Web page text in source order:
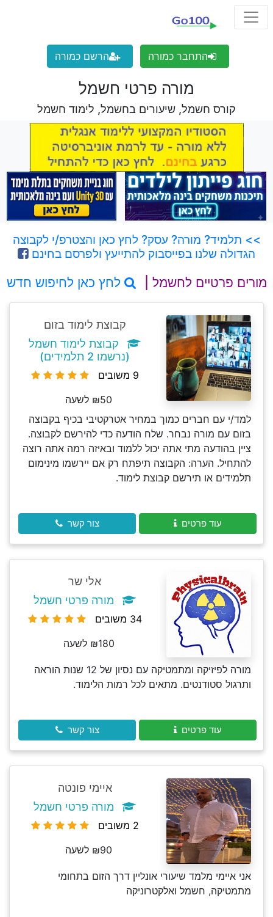
התחבר כמורה הרשם כמורה
מורה פרטי חשמל
קורס חשמל, שיעורים בחשמל, לימוד חשמל
>> תלמיד? מורה? עסק? לחץ כאן והצטרפ/י לקבוצה
הגדולה שלנו בפייסבוק להתייעץ ולפרסם בחינם
מורים פרטיים לחשמל | לחץ כאן לחיפוש חדש
קבוצת לימוד בזום
קבוצת לימוד חשמל
(נרשמו 2 תלמידים)
9 משובים
₪50 לשעה
למד/י עם חברים כמוך במחיר אטרקטיבי בכיף בקבוצה
בזום עם מורה נבחר. שלח הודעה כדי להירשם לקבוצה.
ציין בהודעה מתי אתה יכול ללמוד ובאיזה רמה אתה רוצה
להתחיל. הערה: הקבוצה תיפתח רק אם יירשמו מינימום
תלמידים או תירשם קבוצת לימוד.
עוד פרטים צור קשר
אלי שר
מורה פרטי חשמל
34 משובים
₪180 לשעה
מורה לפיזיקה ומתמטיקה עם נסיון של 12 שנות הוראה
ותרגול סטודנטים. מתאים לכל רמות הלימוד.
עוד פרטים צור קשר
איימי פונטה
מורה פרטי חשמל
2 משובים
₪90 לשעה
אני איימי מלמד שיעורי אונליין דרך הזום בתחומי
מתמטיקה, חשמל ואלקטרוניקה